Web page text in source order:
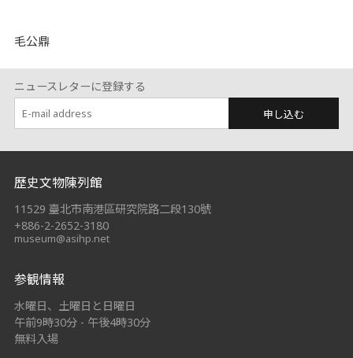
毛公鼎
ニュースレターに登録する
申し込む
:::
歷史文物陳列館
11529 臺北市南港區研究院路二段130號
+886-2-2652-3180
museum@asihp.net
参観情報
水曜日、土曜日と日曜日
午前9時30分 - 午後4時30分
無料入場